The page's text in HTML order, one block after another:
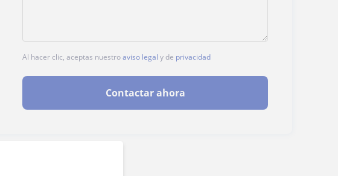
Al hacer clic, aceptas nuestroaviso legal y de privacidad
Contactar ahora